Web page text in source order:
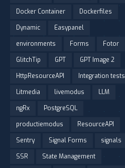
Docker Container
Dockerfiles
Dynamic
Easypanel
environments
Forms
Fotor
GlitchTip
GPT
GPT Image 2
HttpResourceAPI
Integration tests
Litmedia
livemodus
LLM
ngRx
PostgreSQL
productiemodus
ResourceAPI
Sentry
Signal Forms
signals
SSR
State Management